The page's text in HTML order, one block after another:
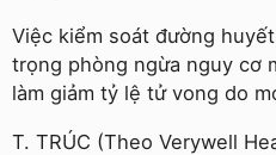
Việc kiểm soát đường
trọng phòng ngừa nguy cơ
làm giảm tỷ lệ tử vong do
T. TRÚC (Theo Verywell